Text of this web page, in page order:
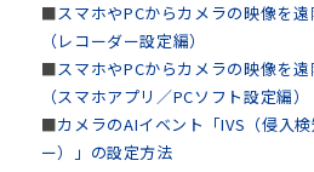
■スマホやPCからカメラの映像を
（レコーダー設定編）
■スマホやPCからカメラの映像を
（スマホアプリ／PCソフト設定編）
■カメラのAIイベント「IVS（侵入
ー）」の設定方法